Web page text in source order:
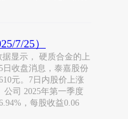
7/25）
显示， 硬质合金的上
收盘消息，泰嘉股份
元。7日内股价上涨
公司 2025年第一季度
，每股收益0.06